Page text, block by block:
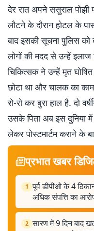
देर रात अपने ससुराल
लौटने के दौरान होटल के
बाद इसकी सूचना पुलिस को
लोगों की मदद से उन्हें
चिकित्सक ने उन्हें मृत
छोटा था और चालक का
रो-रो कर बुरा हाल है. दो
उसके पिता अब इस दुनिया
लेकर पोस्टमार्टम कराने के
प्रभात खबर
1 पूर्व डीपीओ के 4
अधिक संपत्ति का
2 सारण में 9 दिन बाद